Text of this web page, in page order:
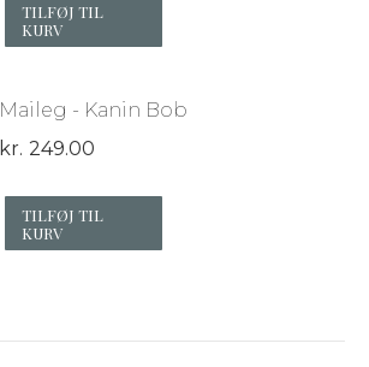
TILFØJ TIL
KURV
Maileg - Kanin Bob
kr. 249.00
TILFØJ TIL
KURV